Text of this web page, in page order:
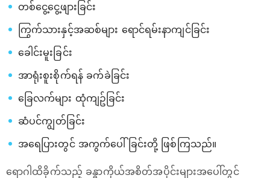
တစ်ငွေ့ငွေ့ဖျားခြင်း
ကြွက်သားနှင့်အဆစ်များ ရောင်ရမ်းနာကျင်ခြင်း
ခေါင်းမူးခြင်း
အာရုံးစူးစိုက်ရန် ခက်ခဲခြင်း
ခြေလက်များ ထုံကျဥ်ခြင်း
ဆံပင်ကျွတ်ခြင်း
အရေပြားတွင် အကွက်ပေါ်ခြင်းတို့ ဖြစ်ကြသည်။
ရောဂါထိခိုက်သည့် ခန္ဓာကိုယ်အစိတ်အပိုင်းများအပေါ်တွင်